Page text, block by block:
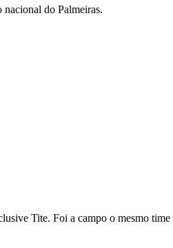
nacional do Palmeiras.
Tite. Foi a campo o mesmo